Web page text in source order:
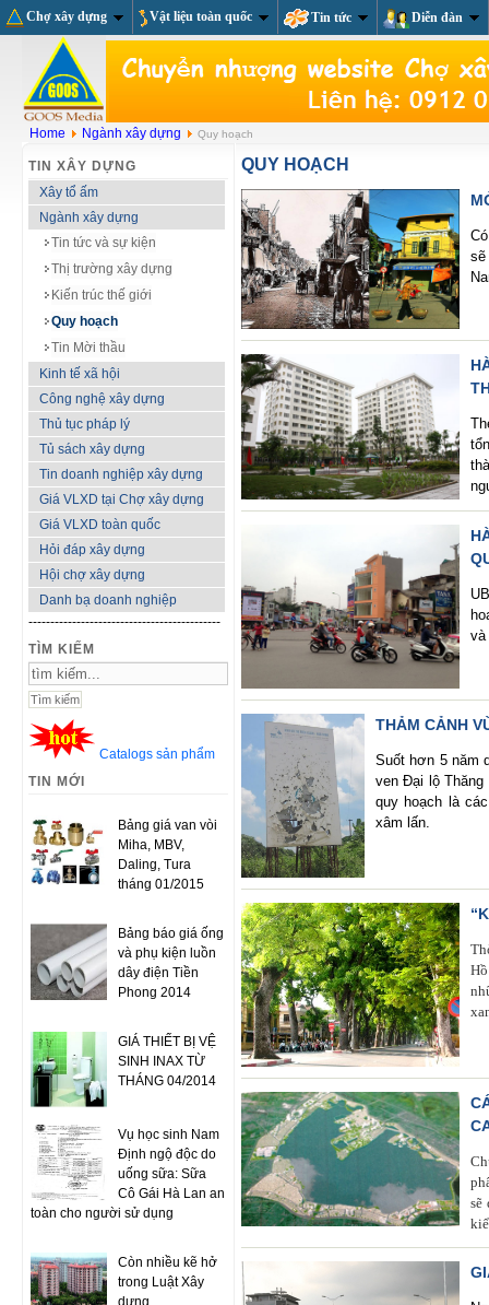
Chợ xây dựng Vật liệu toàn quốc Tin tức Diễn đàn
Home Ngành xây dựng Quy hoạch
TIN XÂY DỰNG
Xây tổ ấm
Ngành xây dựng
Tin tức và sự kiện
Thị trường xây dựng
Kiến trúc thế giới
Quy hoạch
Tin Mời thầu
Kinh tế xã hội
Công nghệ xây dựng
Thủ tục pháp lý
Tủ sách xây dựng
Tin doanh nghiệp xây dựng
Giá VLXD tại Chợ xây dựng
Giá VLXD toàn quốc
Hỏi đáp xây dựng
Hội chợ xây dựng
Danh bạ doanh nghiệp
--------------------------------------------
TÌM KIẾM
Catalogs sản phẩm
TIN MỚI
Bảng giá van vòi
Miha, MBV,
Daling, Tura
tháng 01/2015
Bảng báo giá ống
và phụ kiện luồn
dây điện Tiền
Phong 2014
GIÁ THIẾT BỊ VỆ
SINH INAX TỪ
THÁNG 04/2014
Vụ học sinh Nam
Định ngộ độc do
uống sữa: Sữa
Cô Gái Hà Lan an
toàn cho người sử dụng
Còn nhiều kẽ hở
trong Luật Xây
dựng
QUY HOẠCH
sẽ
và
THẢM CẢNH
Suốt hơn 5 năm
ven Đại lộ Thăng
quy hoạch là
xâm lấn.
sẽ